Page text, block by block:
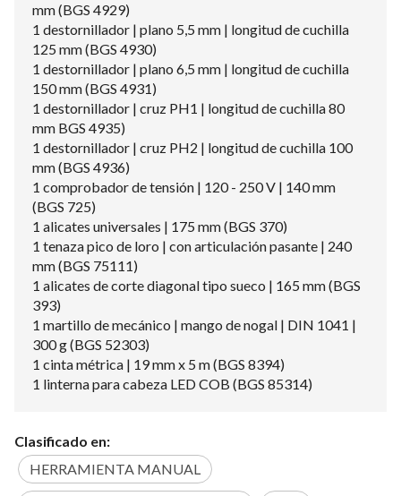
mm (BGS 4929)
1 destornillador | plano 5,5 mm | longitud de cuchilla
125 mm (BGS 4930)
1 destornillador | plano 6,5 mm | longitud de cuchilla
150 mm (BGS 4931)
1 destornillador | cruz PH1 | longitud de cuchilla 80
mm BGS 4935)
1 destornillador | cruz PH2 | longitud de cuchilla 100
mm (BGS 4936)
1 comprobador de tensión | 120 - 250 V | 140 mm
(BGS 725)
1 alicates universales | 175 mm (BGS 370)
1 tenaza pico de loro | con articulación pasante | 240
mm (BGS 75111)
1 alicates de corte diagonal tipo sueco | 165 mm (BGS
393)
1 martillo de mecánico | mango de nogal | DIN 1041 |
300 g (BGS 52303)
1 cinta métrica | 19 mm x 5 m (BGS 8394)
1 linterna para cabeza LED COB (BGS 85314)
Clasificado en:
HERRAMIENTA MANUAL